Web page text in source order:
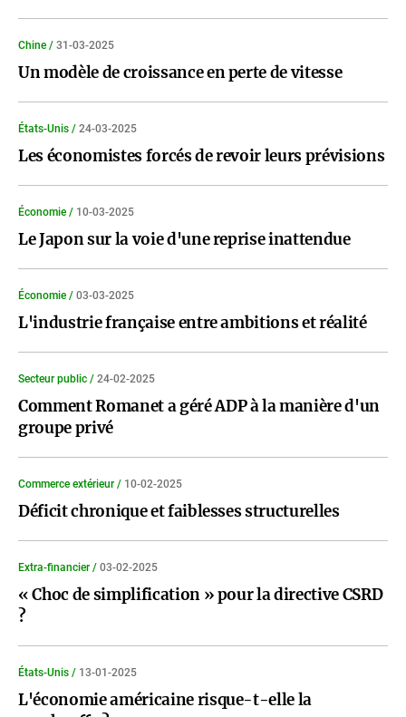
Chine / 31-03-2025
Un modèle de croissance en perte de vitesse
États-Unis / 24-03-2025
Les économistes forcés de revoir leurs prévisions
Économie / 10-03-2025
Le Japon sur la voie d'une reprise inattendue
Économie / 03-03-2025
L'industrie française entre ambitions et réalité
Secteur public / 24-02-2025
Comment Romanet a géré ADP à la manière d'un
groupe privé
Commerce extérieur / 10-02-2025
Déficit chronique et faiblesses structurelles
Extra-financier / 03-02-2025
« Choc de simplification » pour la directive CSRD
?
États-Unis / 13-01-2025
L'économie américaine risque-t-elle la